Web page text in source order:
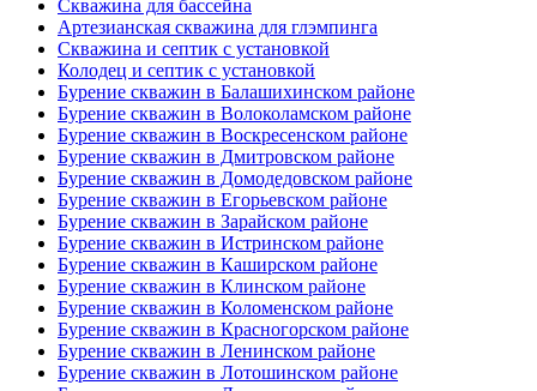
Скважина для бассейна
Артезианская скважина для глэмпинга
Скважина и септик с установкой
Колодец и септик с установкой
Бурение скважин в Балашихинском районе
Бурение скважин в Волоколамском районе
Бурение скважин в Воскресенском районе
Бурение скважин в Дмитровском районе
Бурение скважин в Домодедовском районе
Бурение скважин в Егорьевском районе
Бурение скважин в Зарайском районе
Бурение скважин в Истринском районе
Бурение скважин в Каширском районе
Бурение скважин в Клинском районе
Бурение скважин в Коломенском районе
Бурение скважин в Красногорском районе
Бурение скважин в Ленинском районе
Бурение скважин в Лотошинском районе